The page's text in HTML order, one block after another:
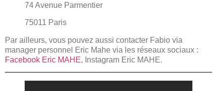
74 Avenue Parmentier
75011 Paris
Par ailleurs, vous pouvez aussi contacter Fabio via
manager personnel Eric Mahe via les réseaux sociaux :
Facebook Eric MAHE, Instagram Eric MAHE.